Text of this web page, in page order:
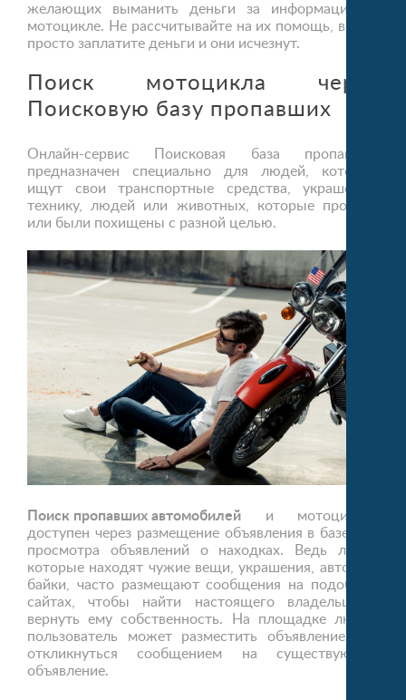
желающих выманить деньги за информацию о
мотоцикле. Не рассчитывайте на их помощь, вы им
просто заплатите деньги и они исчезнут.
Поиск мотоцикла через
Поисковую базу пропавших
Онлайн-сервис Поисковая база пропавших
предназначен специально для людей, которые
ищут свои транспортные средства, украшения,
технику, людей или животных, которые пропали
или были похищены с разной целью.
Поиск пропавших автомобилей и мотоциклов
доступен через размещение объявления в базе или
просмотра объявлений о находках. Ведь люди,
которые находят чужие вещи, украшения, авто или
байки, часто размещают сообщения на подобных
сайтах, чтобы найти настоящего владельца и
вернуть ему собственность. На площадке любой
пользователь может разместить объявление или
откликнуться сообщением на существующее
объявление.